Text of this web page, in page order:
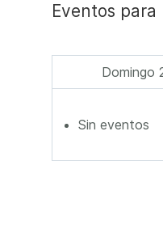
Eventos para
Domingo
Sin eventos